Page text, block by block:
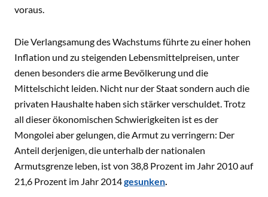
voraus.
Die Verlangsamung des Wachstums führte zu einer hohen
Inflation und zu steigenden Lebensmittelpreisen, unter
denen besonders die arme Bevölkerung und die
Mittelschicht leiden. Nicht nur der Staat sondern auch die
privaten Haushalte haben sich stärker verschuldet. Trotz
all dieser ökonomischen Schwierigkeiten ist es der
Mongolei aber gelungen, die Armut zu verringern: Der
Anteil derjenigen, die unterhalb der nationalen
Armutsgrenze leben, ist von 38,8 Prozent im Jahr 2010 auf
21,6 Prozent im Jahr 2014gesunken.